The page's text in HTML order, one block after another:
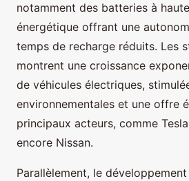
notamment des batteries à
énergétique offrant une
temps de recharge réduits. Les
montrent une croissance
de véhicules électriques,
environnementales et une offre
principaux acteurs, comme
encore Nissan.
Parallèlement, le